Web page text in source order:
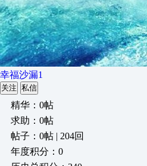
幸福沙漏1
关注 私信
精华：0帖
求助：0帖
帖子：0帖 | 204回
年度积分：0